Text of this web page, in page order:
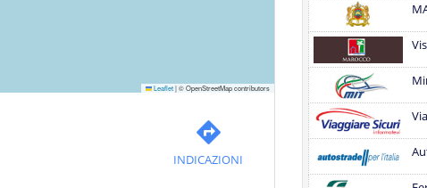
Leaflet |© OpenStreetMap contributors
INDICAZIONI